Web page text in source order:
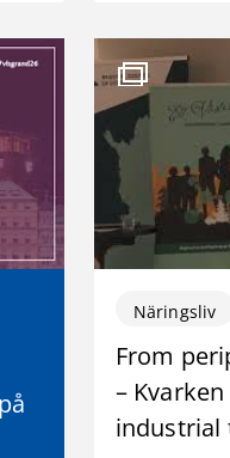
Näringsliv
From
–
industrial